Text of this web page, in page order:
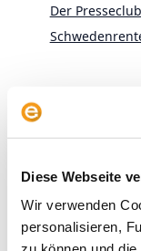
Diese Webseite
Wir verwenden
personalisieren,
Der
Archive
2026